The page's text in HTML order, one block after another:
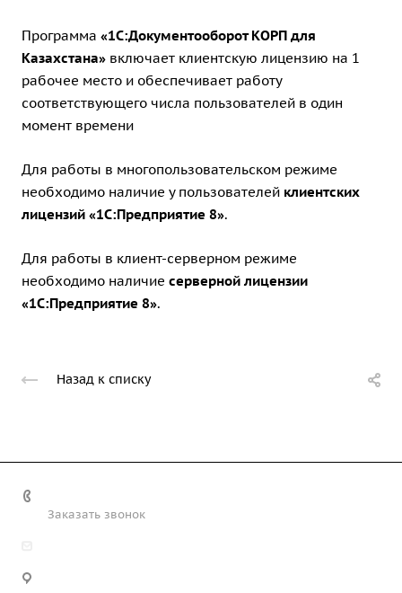
Программа «1С:Документооборот КОРП для
Казахстана» включает клиентскую лицензию на 1
рабочее место и обеспечивает работу
соответствующего числа пользователей в один
момент времени
Для работы в многопользовательском режиме
необходимо наличие у пользователей клиентских
лицензий «1С:Предприятие 8».
Для работы в клиент-серверном режиме
необходимо наличие серверной лицензии
«1С:Предприятие 8».
Назад к списку
Заказать звонок